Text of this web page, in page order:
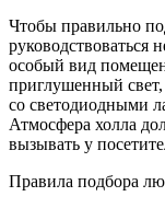
Чтобы правильно
руководствоваться
особый вид
приглушенный
со светодиодными
Атмосфера холла
вызывать у
Правила подбора